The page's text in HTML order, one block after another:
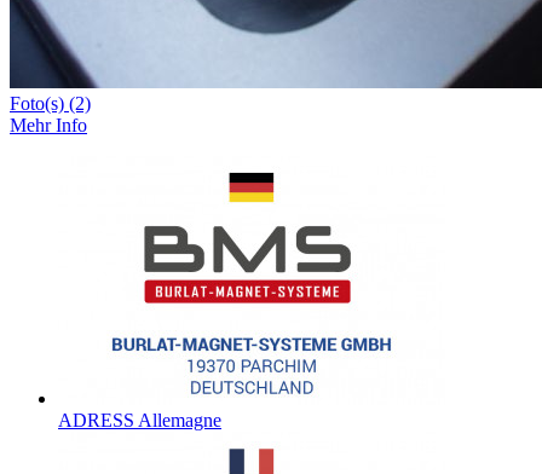
Foto(s) (2)
Mehr Info
ADRESS Allemagne